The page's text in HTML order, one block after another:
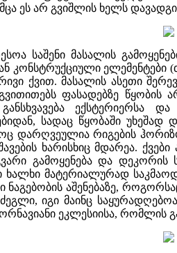
ეს არ გვიშლის ხელს
საშენი მასალის
კონსტრუქციული
ქვით. მასალის ასეთი
ფასადებზე
განსხვავება
სადაც წყობაში უხეშად
რიგების
ხარისხიც მდარეა.
გამოყენება და
ხალხი მატერიალურად
ნაგებობის აშენებაზე,
იგი მაინც
ეკლესიისა, რომლის